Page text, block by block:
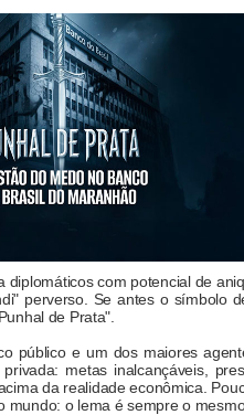
diplomáticos com potencial de
perverso. Se antes o símbolo
de Prata".
público e um dos maiores
metas inalcançáveis,
da realidade econômica.
mundo: o lema é sempre o